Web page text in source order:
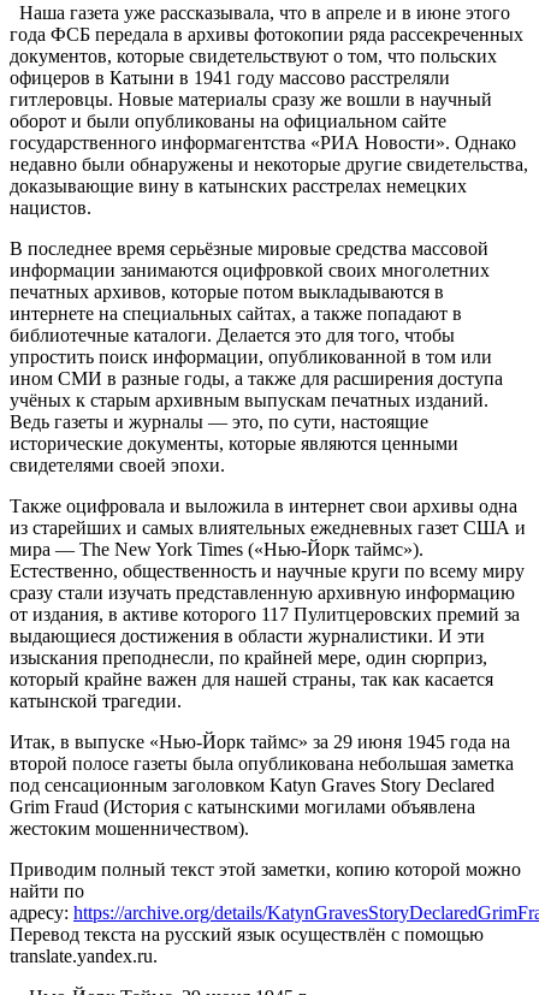
Наша газета уже рассказывала, что в апреле и в июне этого
года ФСБ передала в архивы фотокопии ряда рассекреченных
документов, которые свидетельствуют о том, что польских
офицеров в Катыни в 1941 году массово расстреляли
гитлеровцы. Новые материалы сразу же вошли в научный
оборот и были опубликованы на официальном сайте
государственного информагентства «РИА Новости». Однако
недавно были обнаружены и некоторые другие свидетельства,
доказывающие вину в катынских расстрелах немецких
нацистов.
В последнее время серьёзные мировые средства массовой
информации занимаются оцифровкой своих многолетних
печатных архивов, которые потом выкладываются в
интернете на специальных сайтах, а также попадают в
библиотечные каталоги. Делается это для того, чтобы
упростить поиск информации, опубликованной в том или
ином СМИ в разные годы, а также для расширения доступа
учёных к старым архивным выпускам печатных изданий.
Ведь газеты и журналы — это, по сути, настоящие
исторические документы, которые являются ценными
свидетелями своей эпохи.
Также оцифровала и выложила в интернет свои архивы одна
из старейших и самых влиятельных ежедневных газет США и
мира — The New York Times («Нью-Йорк таймс»).
Естественно, общественность и научные круги по всему миру
сразу стали изучать представленную архивную информацию
от издания, в активе которого 117 Пулитцеровских премий за
выдающиеся достижения в области журналистики. И эти
изыскания преподнесли, по крайней мере, один сюрприз,
который крайне важен для нашей страны, так как касается
катынской трагедии.
Итак, в выпуске «Нью-Йорк таймс» за 29 июня 1945 года на
второй полосе газеты была опубликована небольшая заметка
под сенсационным заголовком Katyn Graves Story Declared
Grim Fraud (История с катынскими могилами объявлена
жестоким мошенничеством).
Приводим полный текст этой заметки, копию которой можно
найти по
адресу: https://archive.org/details/
Перевод текста на русский язык осуществлён с помощью
translate.yandex.ru.